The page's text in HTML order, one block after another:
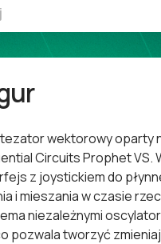
wektorowy oparty
Circuits Prophet VS.
z joystickiem do
i mieszania w czasie
niezależnymi
pozwala tworzyć